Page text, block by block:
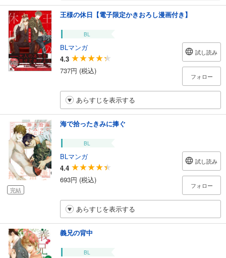
王様の休日【電子限定かきおろし漫画付き】
BL
BLマンガ
4.3
737円 (税込)
試し読み
フォロー
あらすじを表示する
完結
海で拾ったきみに捧ぐ
BL
BLマンガ
4.4
693円 (税込)
試し読み
フォロー
あらすじを表示する
義兄の背中
BL